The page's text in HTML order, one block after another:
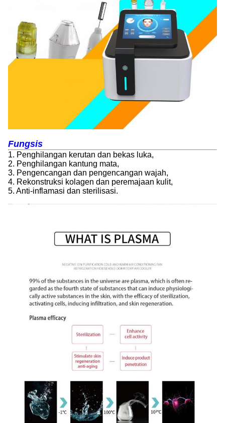
Fungsis
1. Penghilangan kerutan dan bekas luka,
2. Penghilangan kantung mata,
3. Pengencangan dan pengencangan wajah,
4. Rekonstruksi kolagen dan peremajaan kulit,
5. Anti-inflamasi dan sterilisasi.